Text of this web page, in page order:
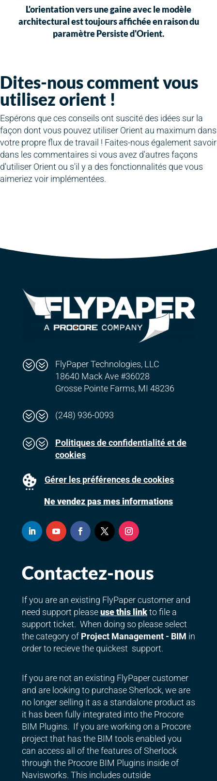
L'orientation vers une gaine avec le modèle
architectural est toujours affichée en raison du
paramètre Persiste d'Orient.
Dites-nous comment vous
utilisez orient !
Espérons que ces conseils ont suscité des idées sur la
façon dont vous pouvez utiliser Orient au maximum dans
votre propre flux de travail ! Faites-nous également savoir
dans les commentaires si vous avez d'autres façons
d'utiliser Orient ou s'il y a des fonctionnalités que vous
aimeriez voir implémentées.
??
FlyPaper Technologies, LLC
18640 Mack Ave #36028
Grosse Pointe Farms, MI 48236
?? (248) 936-0093
??
Politiques de confidentialité et de
cookies
Gérer les préférences de cookies
Ne vendez pas mes informations
Contactez-nous
If you are an existing FlyPaper customer and
need support pleaseuse this linkto file a
support ticket. When doing so please select
the category of Project Management - BIM in
order to recieve the quickest support.
If you are not an existing FlyPaper customer
and are looking to purchase Sherlock, we are
no longer selling it as a standalone product as
it has been fully integrated into the Procore
BIM Plugins. If you are working on a Procore
project that has the BIM tools enabled you
can access all of the features of Sherlock
through the Procore BIM Plugins inside of
Navisworks. This includes outside